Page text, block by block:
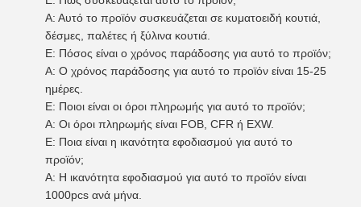
Α: Αυτό το προϊόν συσκευάζεται σε κυματοειδή κουτιά,
δέσμες, παλέτες ή ξύλινα κουτιά.
Ε: Πόσος είναι ο χρόνος παράδοσης για αυτό το προϊόν;
Α: Ο χρόνος παράδοσης για αυτό το προϊόν είναι 15-25
ημέρες.
Ε: Ποιοι είναι οι όροι πληρωμής για αυτό το προϊόν;
Α: Οι όροι πληρωμής είναι FOB, CFR ή EXW.
Ε: Ποια είναι η ικανότητα εφοδιασμού για αυτό το
προϊόν;
Α: Η ικανότητα εφοδιασμού για αυτό το προϊόν είναι
1000pcs ανά μήνα.